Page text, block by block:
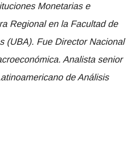
Monetarias e
Regional en la Facultad de
(UBA). Fue Director Nacional
Analista senior
de Análisis